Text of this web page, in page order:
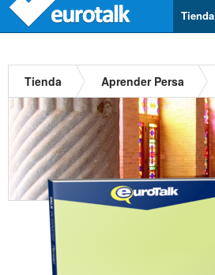
Tienda
Tienda Aprender Persa